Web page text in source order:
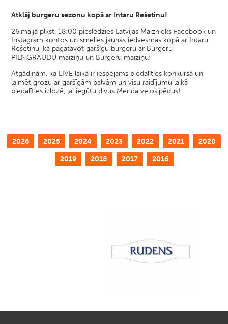
Atklāj burgeru sezonu kopā ar Intaru Rešetinu!
26.maijā plkst. 18:00 pieslēdzies Latvijas Maiznieks Facebook un
Instagram kontos un smelies jaunas iedvesmas kopā ar Intaru
Rešetinu, kā pagatavot garšīgu burgeru ar Burgeru
PILNGRAUDU maiziņu un Burgeru maiziņu!
Atgādinām, ka LIVE laikā ir iespējams piedalīties konkursā un
laimēt grozu ar garšīgām balvām un visu raidījumu laikā
piedalīties izlozē, lai iegūtu divus Merida velosipēdus!
2026 2025 2024 2023 2022 2021 2020
2019 2018 2017 2016